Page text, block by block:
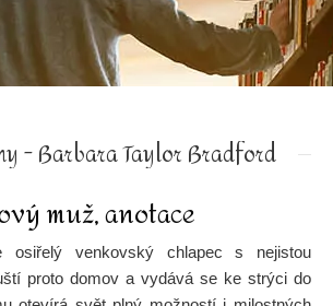
- Barbara Taylor Bradford
muž, anotace
osiřelý venkovský chlapec s nejistou
proto domov a vydává se ke strýci do